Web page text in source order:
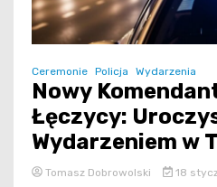
Ceremonie Policja Wydarzenia
Nowy
Łęczycy:
Wydarzeniem w
Tomasz Dobrowolski 18